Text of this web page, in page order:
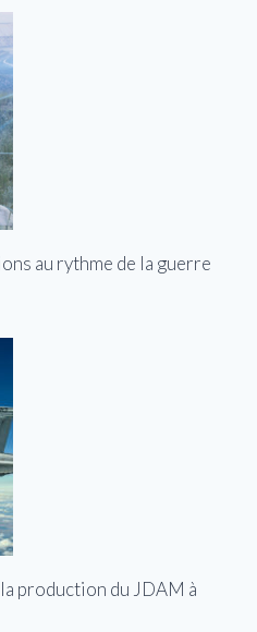
au rythme de la guerre
la production du JDAM à